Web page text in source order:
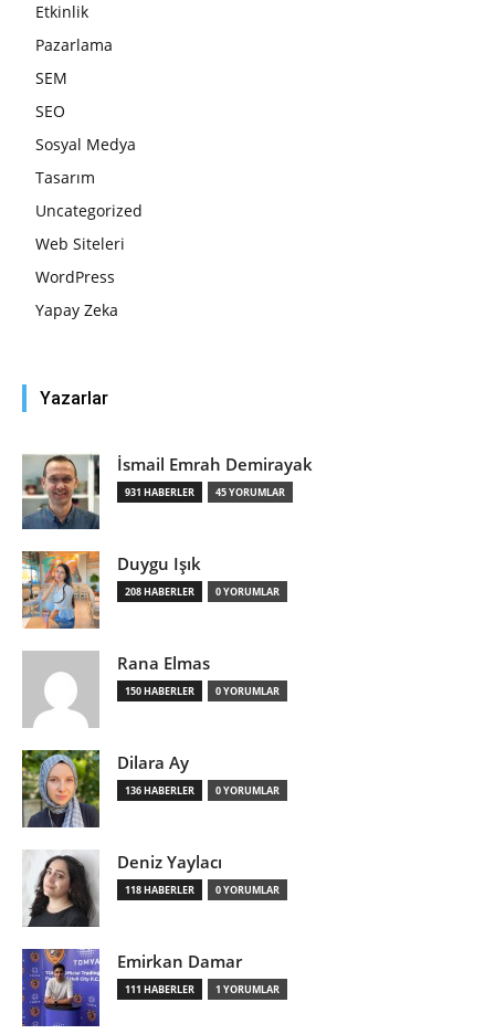
Etkinlik
Pazarlama
SEM
SEO
Sosyal Medya
Tasarım
Uncategorized
Web Siteleri
WordPress
Yapay Zeka
Yazarlar
İsmail Emrah Demirayak
931 HABERLER 45 YORUMLAR
Duygu Işık
208 HABERLER 0 YORUMLAR
Rana Elmas
150 HABERLER 0 YORUMLAR
Dilara Ay
136 HABERLER 0 YORUMLAR
Deniz Yaylacı
118 HABERLER 0 YORUMLAR
Emirkan Damar
111 HABERLER 1 YORUMLAR